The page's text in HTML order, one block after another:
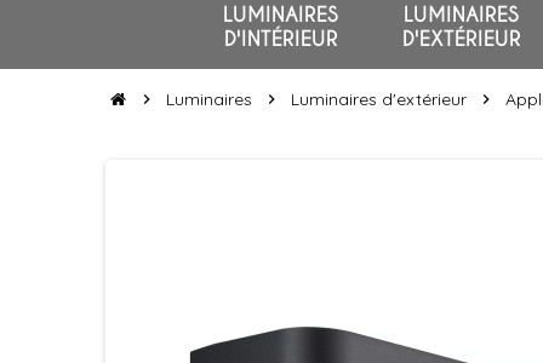
LUMINAIRES
D'INTÉRIEUR
LUMINAIRES
D'EXTÉRIEUR
chevron_right Luminaires chevron_right Luminaires d'extérieur chevron_right